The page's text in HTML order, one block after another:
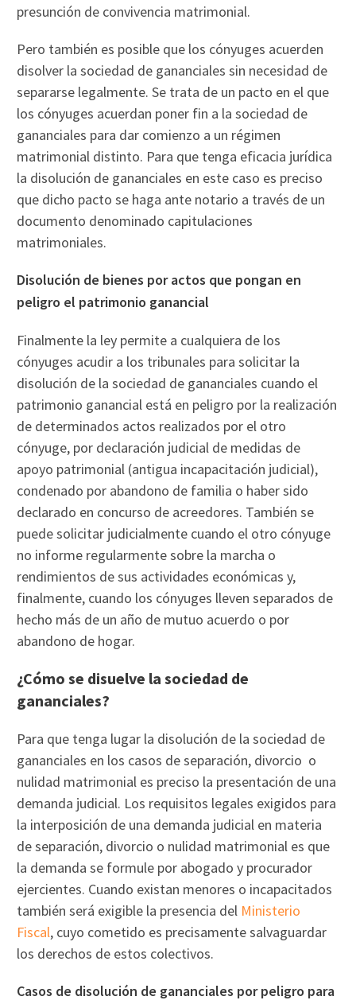
presunción de convivencia matrimonial.
Pero también es posible que los cónyuges acuerden
disolver la sociedad de gananciales sin necesidad de
separarse legalmente. Se trata de un pacto en el que
los cónyuges acuerdan poner fin a la sociedad de
gananciales para dar comienzo a un régimen
matrimonial distinto. Para que tenga eficacia jurídica
la disolución de gananciales en este caso es preciso
que dicho pacto se haga ante notario a través de un
documento denominado capitulaciones
matrimoniales.
Disolución de bienes por actos que pongan en
peligro el patrimonio ganancial
Finalmente la ley permite a cualquiera de los
cónyuges acudir a los tribunales para solicitar la
disolución de la sociedad de gananciales cuando el
patrimonio ganancial está en peligro por la realización
de determinados actos realizados por el otro
cónyuge, por declaración judicial de medidas de
apoyo patrimonial (antigua incapacitación judicial),
condenado por abandono de familia o haber sido
declarado en concurso de acreedores. También se
puede solicitar judicialmente cuando el otro cónyuge
no informe regularmente sobre la marcha o
rendimientos de sus actividades económicas y,
finalmente, cuando los cónyuges lleven separados de
hecho más de un año de mutuo acuerdo o por
abandono de hogar.
¿Cómo se disuelve la sociedad de
gananciales?
Para que tenga lugar la disolución de la sociedad de
gananciales en los casos de separación, divorcio o
nulidad matrimonial es preciso la presentación de una
demanda judicial. Los requisitos legales exigidos para
la interposición de una demanda judicial en materia
de separación, divorcio o nulidad matrimonial es que
la demanda se formule por abogado y procurador
ejercientes. Cuando existan menores o incapacitados
también será exigible la presencia del Ministerio
Fiscal, cuyo cometido es precisamente salvaguardar
los derechos de estos colectivos.
Casos de disolución de gananciales por peligro para